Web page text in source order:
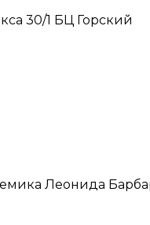
30/1 БЦ Горский
Леонида